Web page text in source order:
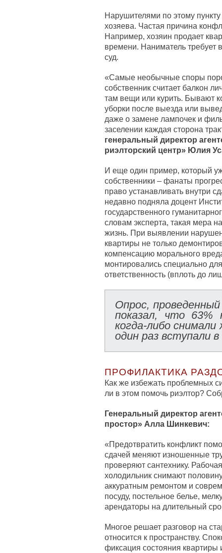
Нарушителями по этому
хозяева. Частая причина
Например, хозяин продает
времени. Наниматель требует
суд.
«Самые необычные споры
собственник считает балкон
там вещи или курить. Бывают
уборки после выезда или
даже о замене лампочек и
заселении каждая сторона
генеральный директор
риэлторский центр» Юлия
И еще один пример, который
собственники – фанаты
право устанавливать внутри
недавно подняла доцент
государственного
словам эксперта, такая мера
жизнь. При выявлении
квартиры не только
компенсацию морального
монтировались специально
ответственность (вплоть до
Опрос,
показал, что 63%
когда-либо
один раз вступали
ПРОФИЛАКТИКА
Как же избежать проблемных
ли в этом помочь риэлтор?
Генеральный директор
простор» Алла Шинкевич:
«Предотвратить конфликт
сдачей меняют изношенные
проверяют сантехнику.
холодильник снимают
аккуратным ремонтом и
посуду, постельное белье,
арендаторы на длительный
Многое решает разговор на
относится к пространству.
фиксация состояния квартиры